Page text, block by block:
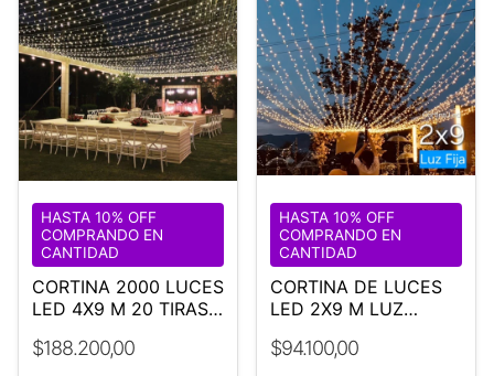
CORTINA 2000 LUCES
LED 4X9 M 20 TIRAS
$188.200,00
HASTA 10% OFF
COMPRANDO EN
CANTIDAD
CORTINA DE LUCES
LED 2X9 M LUZ
$94.100,00
HASTA 10% OFF
COMPRANDO EN
CANTIDAD